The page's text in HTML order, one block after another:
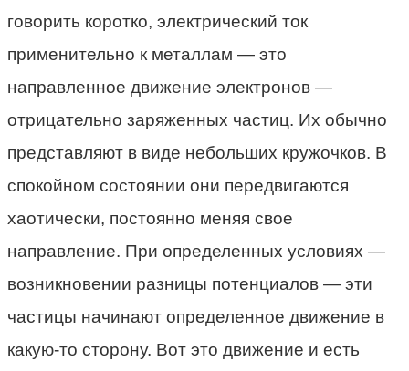
говорить коротко, электрический ток
применительно к металлам — это
направленное движение электронов —
отрицательно заряженных частиц. Их обычно
представляют в виде небольших кружочков. В
спокойном состоянии они передвигаются
хаотически, постоянно меняя свое
направление. При определенных условиях —
возникновении разницы потенциалов — эти
частицы начинают определенное движение в
какую-то сторону. Вот это движение и есть